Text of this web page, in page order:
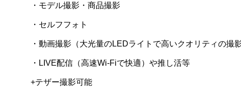
・モデル撮影・商品撮影
・セルフフォト
・動画撮影（大光量のLEDライトで高いクオリティの撮
・LIVE配信（高速Wi-Fiで快適）や推し活等
+テザー撮影可能